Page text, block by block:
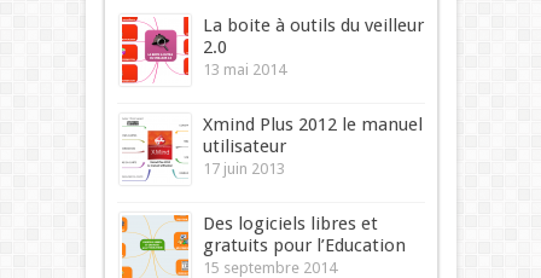
Commentaires Mots-clés
La boite à outils du veilleur
2.0
13 mai 2014
Xmind Plus 2012 le manuel
utilisateur
17 juin 2013
Des logiciels libres et
gratuits pour l’Education
15 septembre 2014